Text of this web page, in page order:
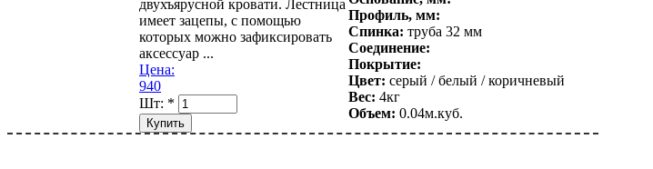
двухъярусной кровати. Лестница
имеет зацепы, с помощью
которых можно зафиксировать
аксессуар ...
Цена:
940
Шт: *
Профиль, мм:
Спинка: труба 32 мм
Соединение:
Покрытие:
Цвет: серый / белый / коричневый
Вес: 4кг
Объем: 0.04м.куб.